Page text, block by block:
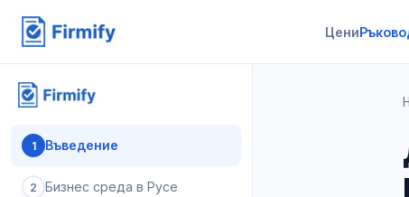
Цени
1 Въведение
2 Бизнес среда в Русе